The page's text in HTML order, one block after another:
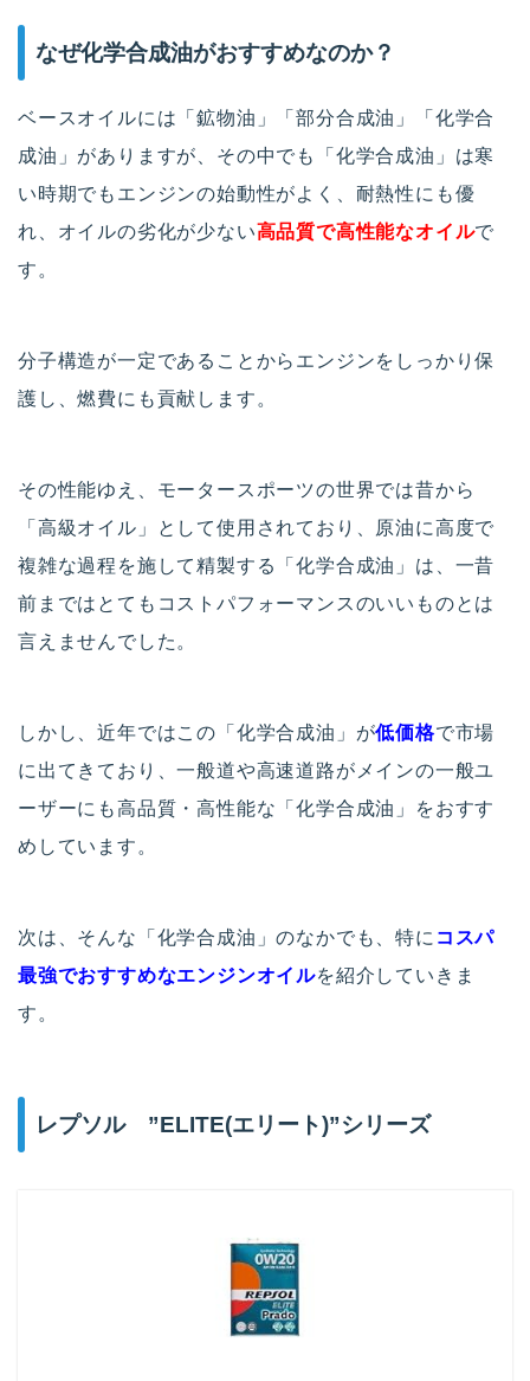
なぜ化学合成油がおすすめなのか？
ベースオイルには「鉱物油」「部分合成油」「化学合
成油」がありますが、その中でも「化学合成油」は寒
い時期でもエンジンの始動性がよく、耐熱性にも優
れ、オイルの劣化が少ない高品質で高性能なオイルで
す。
分子構造が一定であることからエンジンをしっかり保
護し、燃費にも貢献します。
その性能ゆえ、モータースポーツの世界では昔から
「高級オイル」として使用されており、原油に高度で
複雑な過程を施して精製する「化学合成油」は、一昔
前まではとてもコストパフォーマンスのいいものとは
言えませんでした。
しかし、近年ではこの「化学合成油」が低価格で市場
に出てきており、一般道や高速道路がメインの一般ユ
ーザーにも高品質・高性能な「化学合成油」をおすす
めしています。
次は、そんな「化学合成油」のなかでも、特に コスパ
最強でおすすめなエンジンオイルを紹介していきま
す。
レプソル ”ELITE(エリート)”シリーズ